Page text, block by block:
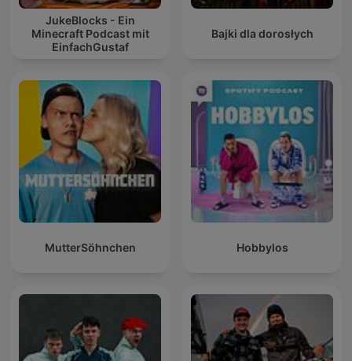
JukeBlocks - Ein
Minecraft Podcast mit
EinfachGustaf
Bajki dla dorosłych
MutterSöhnchen Hobbylos